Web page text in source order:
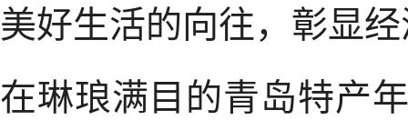
美好生活的向往，彰显
在琳琅满目的青岛特产